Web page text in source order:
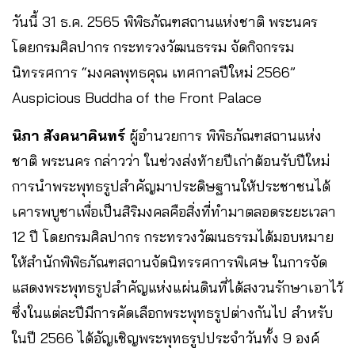
วันนี้ 31 ธ.ค. 2565 พิพิธภัณฑสถานแห่งชาติ พระนคร
โดยกรมศิลปากร กระทรวงวัฒนธรรม จัดกิจกรรม
นิทรรศการ “มงคลพุทธคุณ เทศกาลปีใหม่ 2566”
Auspicious Buddha of the Front Palace
นิภา สังคนาคินทร์ ผู้อำนวยการ พิพิธภัณฑสถานแห่ง
ชาติ พระนคร กล่าวว่า ในช่วงส่งท้ายปีเก่าต้อนรับปีใหม่
การนำพระพุทธรูปสำคัญมาประดิษฐานให้ประชาชนได้
เคารพบูชาเพื่อเป็นสิริมงคลคือสิ่งที่ทำมาตลอดระยะเวลา
12 ปี โดยกรมศิลปากร กระทรวงวัฒนธรรมได้มอบหมาย
ให้สำนักพิพิธภัณฑสถานจัดนิทรรศการพิเศษ ในการจัด
แสดงพระพุทธรูปสำคัญแห่งแผ่นดินที่ได้สงวนรักษาเอาไว้
ซึ่งในแต่ละปีมีการคัดเลือกพระพุทธรูปต่างกันไป สำหรับ
ในปี 2566 ได้อัญเชิญพระพุทธรูปประจำวันทั้ง 9 องค์